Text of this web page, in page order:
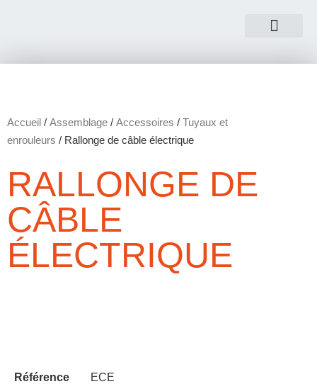
Accueil / Assemblage / Accessoires / Tuyaux et
enrouleurs / Rallonge de câble électrique
RALLONGE DE
CÂBLE
ÉLECTRIQUE
Référence
ECE